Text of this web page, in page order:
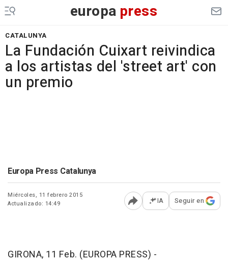
europa press
CATALUNYA
La Fundación Cuixart reivindica
a los artistas del 'street art' con
un premio
Europa Press Catalunya
Miércoles, 11 febrero 2015
Actualizado: 14:49
Abrir opciones para
IA Seguir en
GIRONA, 11 Feb. (EUROPA PRESS) -